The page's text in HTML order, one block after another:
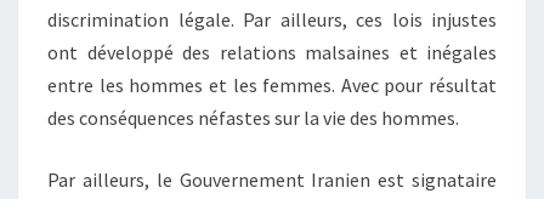
discrimination légale. Par ailleurs, ces lois injustes
ont développé des relations malsaines et inégales
entre les hommes et les femmes. Avec pour résultat
des conséquences néfastes sur la vie des hommes.
Par ailleurs, le Gouvernement Iranien est signataire